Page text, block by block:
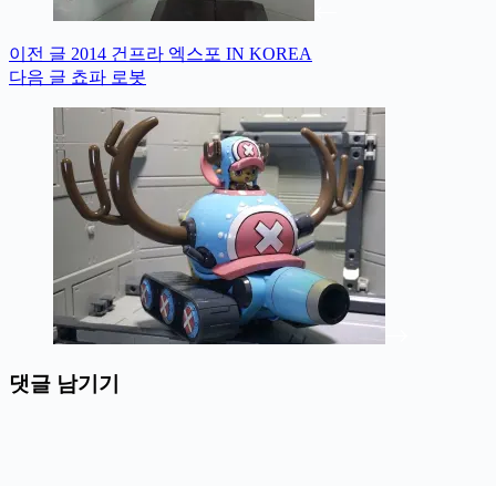
이전 글 2014 건프라 엑스포 IN KOREA
다음 글 쵸파 로봇
댓글 남기기